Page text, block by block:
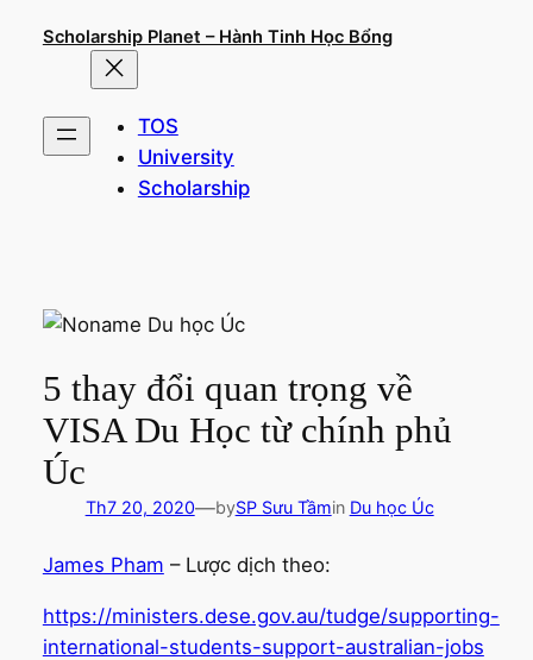
Scholarship Planet – Hành Tinh Học Bổng
TOS
University
Scholarship
5 thay đổi quan trọng về
VISA Du Học từ chính phủ
Úc
Th7 20, 2020—bySP Sưu Tầmin Du học Úc
James Pham – Lược dịch theo:
https://ministers.dese.gov.au/tudge/supporting-
international-students-support-australian-jobs